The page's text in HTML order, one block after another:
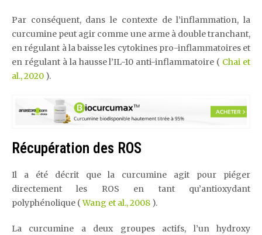
Par conséquent, dans le contexte de l’inflammation, la
curcumine peut agir comme une arme à double tranchant,
en régulant à la baisse les cytokines pro-inflammatoires et
en régulant à la hausse l’IL-10 anti-inflammatoire ( Chai et
al., 2020 ).
Récupération des ROS
Il a été décrit que la curcumine agit pour piéger
directement les ROS en tant qu’antioxydant
polyphénolique (Wang et al., 2008 ).
La curcumine a deux groupes actifs, l’un hydroxy